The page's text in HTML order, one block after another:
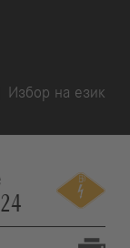
Избор на език